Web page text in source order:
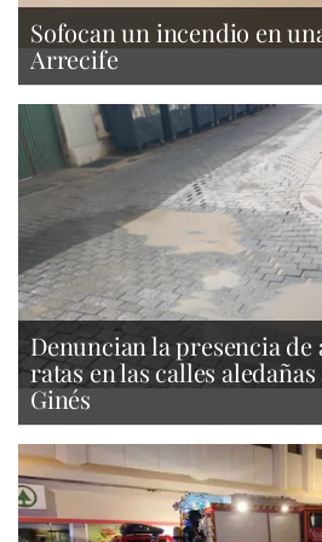
Sofocan un incendio en
Arrecife
Denuncian la presencia de
ratas en las calles
Ginés